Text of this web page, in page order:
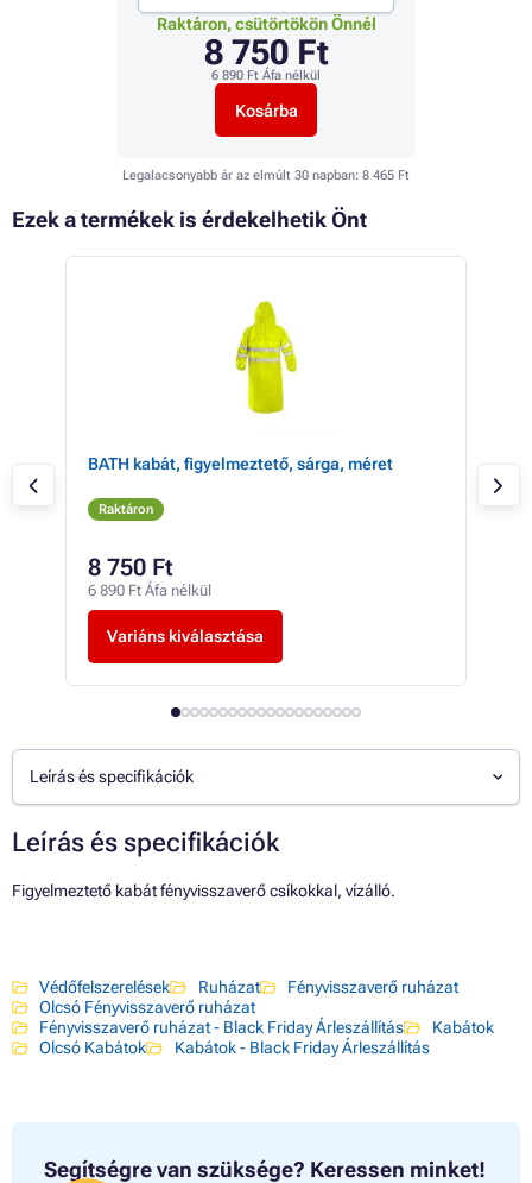
Raktáron, csütörtökön Önnél
8 750 Ft
6 890 Ft Áfa nélkül
Kosárba
Legalacsonyabb ár az elmúlt 30 napban: 8 465 Ft
Ezek a termékek is érdekelhetik Önt
BATH kabát, figyelmeztető, sárga, méret
Raktáron
8 750 Ft
6 890 Ft Áfa nélkül
Variáns kiválasztása
Leírás és specifikációk
Leírás és specifikációk
Figyelmeztető kabát fényvisszaverő csíkokkal, vízálló.
Védőfelszerelések Ruházat
Fényvisszaverő ruházat
Olcsó Fényvisszaverő ruházat
Fényvisszaverő ruházat - Black Friday Árleszállítás
Kabátok
Olcsó Kabátok
Kabátok - Black Friday Árleszállítás
Segítségre van szüksége? Keressen minket!